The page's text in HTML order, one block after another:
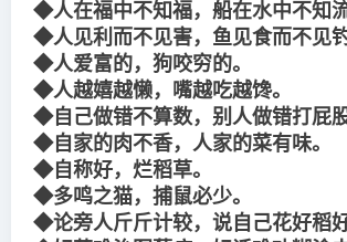
◆人在福中不知福，船在水中不知流
◆人见利而不见害，鱼见食而不见钓
◆人爱富的，狗咬穷的。
◆人越嬉越懒，嘴越吃越馋。
◆自己做错不算数，别人做错打屁股
◆自家的肉不香，人家的菜有味。
◆自称好，烂稻草。
◆多鸣之猫，捕鼠必少。
◆论旁人斤斤计较，说自己花好稻好